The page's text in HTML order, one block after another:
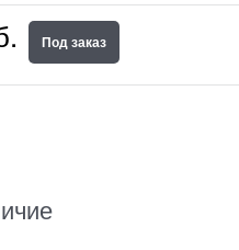
Под заказ